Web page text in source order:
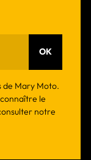
OK
de Mary Moto.
le
notre